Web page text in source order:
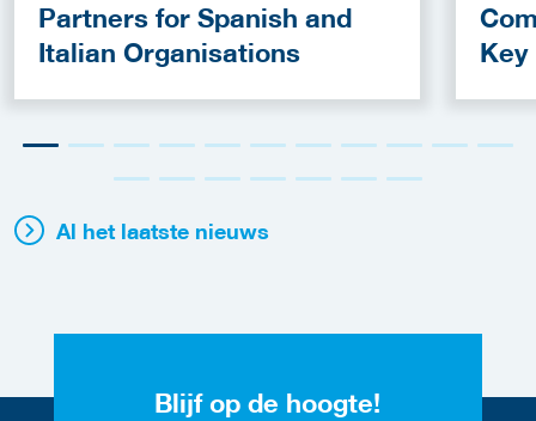
Partners for Spanish and
Italian Organisations
Key
Al het laatste nieuws
Blijf op de hoogte!